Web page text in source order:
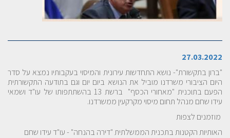
27.03.2022
"ברון בתקשורת"- נושא התחדשות עירונית והמיסוי בעקבותיו נמצא על סדר
היום הציבורי משרדנו מוביל את הנושא ביום יום וגם בתודעה התקשורתית
הפעם בתוכנית "מאחורי הכסף" ברשת 13 בהשתתפותו של עו"ד ושמאי
עידו שחם מנהל תחום מיסוי מקרקעין ממשרדנו.
מוזמנים לצפות
האותיות הקטנות בתכנית הממשלתית "דירה בהנחה" - עו"ד עידו שחם